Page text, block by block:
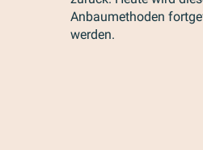
Anbaumethoden
werden.